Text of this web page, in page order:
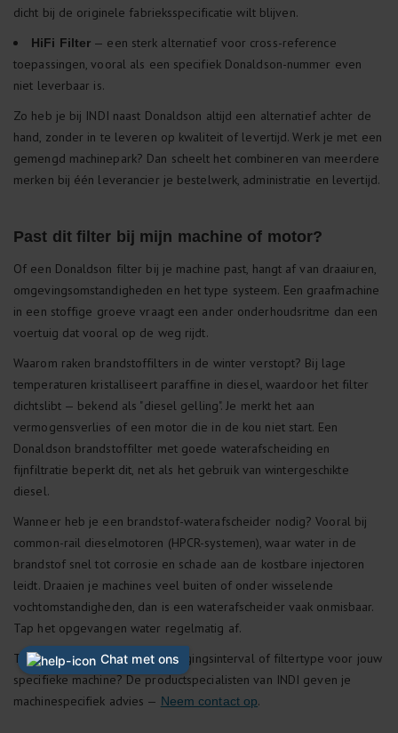
dicht bij de originele fabrieksspecificatie wilt blijven.
HiFi Filter — een sterk alternatief voor cross-reference
toepassingen, vooral als een specifiek Donaldson-nummer even
niet leverbaar is.
Zo heb je bij INDI naast Donaldson altijd een alternatief achter de
hand, zonder in te leveren op kwaliteit of levertijd. Werk je met een
gemengd machinepark? Dan scheelt het combineren van meerdere
merken bij één leverancier je bestelwerk, administratie en levertijd.
Past dit filter bij mijn machine of motor?
Of een Donaldson filter bij je machine past, hangt af van draaiuren,
omgevingsomstandigheden en het type systeem. Een graafmachine
in een stoffige groeve vraagt een ander onderhoudsritme dan een
voertuig dat vooral op de weg rijdt.
Waarom raken brandstoffilters in de winter verstopt? Bij lage
temperaturen kristalliseert paraffine in diesel, waardoor het filter
dichtslibt — bekend als "diesel gelling". Je merkt het aan
vermogensverlies of een motor die in de kou niet start. Een
Donaldson brandstoffilter met goede waterafscheiding en
fijnfiltratie beperkt dit, net als het gebruik van wintergeschikte
diesel.
Wanneer heb je een brandstof-waterafscheider nodig? Vooral bij
common-rail dieselmotoren (HPCR-systemen), waar water in de
brandstof snel tot corrosie en schade aan de kostbare injectoren
leidt. Draaien je machines veel buiten of onder wisselende
vochtomstandigheden, dan is een waterafscheider vaak onmisbaar.
Tap het opgevangen water regelmatig af.
Twijfel je over het juiste vervangingsinterval of filtertype voor jouw
specifieke machine? De productspecialisten van INDI geven je
machinespecifiek advies — Neem contact op.